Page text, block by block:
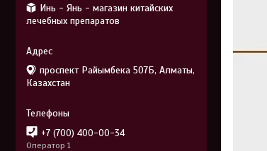
Инь - Янь - магазин китайских
лечебных препаратов
проспект Райымбека 507Б, Алматы,
Казахстан
+7 (700) 400-00-34
Оператор 1